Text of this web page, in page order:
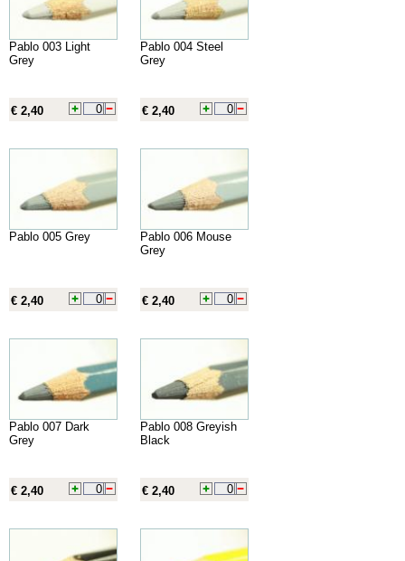
Pablo 003 Light
Grey
€ 2,40
Pablo 004 Steel
Grey
€ 2,40
Pablo 005 Grey
€ 2,40
Pablo 006 Mouse
Grey
€ 2,40
Pablo 007 Dark
Grey
€ 2,40
Pablo 008 Greyish
Black
€ 2,40